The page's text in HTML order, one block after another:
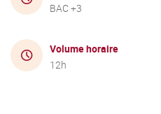
BAC +3
Volume horaire
12h